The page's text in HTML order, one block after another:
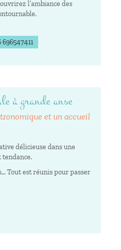
l’ambiance des
696547411
à grande anse
et un accueil
délicieuse dans une
tendance.
Tout est réunis pour passer